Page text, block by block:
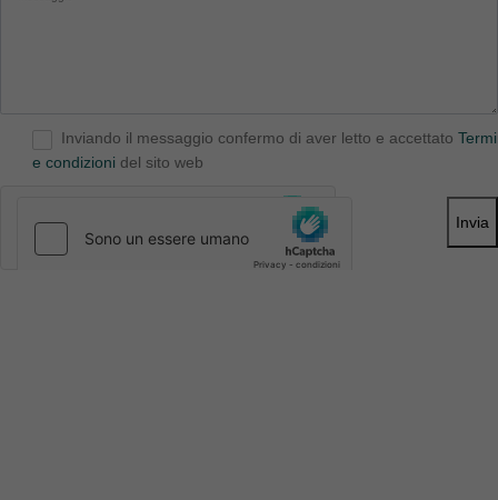
Inviando il messaggio confermo di aver letto e accettato
e condizioni del sito web
Invia